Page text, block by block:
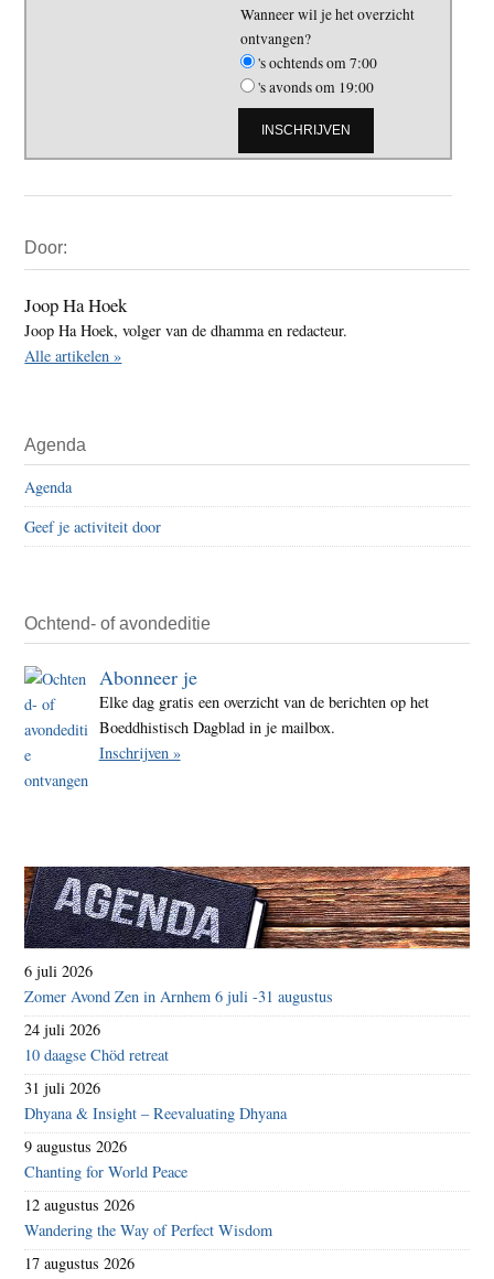
Wanneer wil je het overzicht
ontvangen?
's ochtends om 7:00
's avonds om 19:00
Sidebar
Door:
Joop Ha Hoek
Joop Ha Hoek, volger van de dhamma en redacteur.
Alle artikelen »
Agenda
Agenda
Geef je activiteit door
Ochtend- of avondeditie
Abonneer je
Elke dag gratis een overzicht van de berichten op het
Boeddhistisch Dagblad in je mailbox.
Inschrijven »
6 juli 2026
Zomer Avond Zen in Arnhem 6 juli -31 augustus
24 juli 2026
10 daagse Chöd retreat
31 juli 2026
Dhyana & Insight – Reevaluating Dhyana
9 augustus 2026
Chanting for World Peace
12 augustus 2026
Wandering the Way of Perfect Wisdom
17 augustus 2026